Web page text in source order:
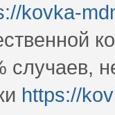
kovka-
случаев,
https://